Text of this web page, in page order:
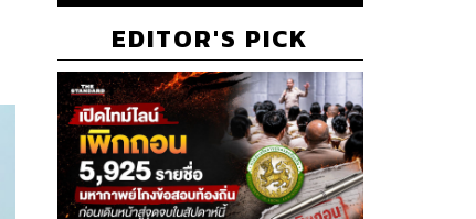
EDITOR'S PICK